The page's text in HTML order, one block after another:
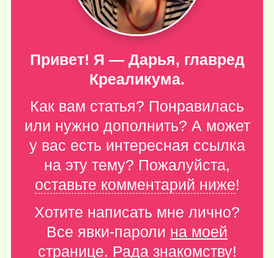
Привет! Я — Дарья, главред
Креаликума.
Как вам статья? Понравилась
или нужно дополнить? А может
у вас есть интересная ссылка
на эту тему? Пожалуйста,
оставьте комментарий ниже!
Хотите написать мне лично?
Все явки-пароли на моей
странице. Рада знакомству!